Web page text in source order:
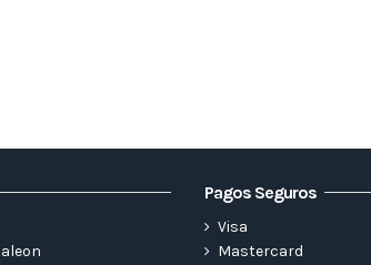
Pagos Seguros
Visa
Mastercard